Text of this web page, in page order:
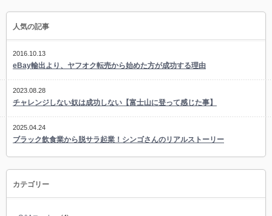
人気の記事
2016.10.13
eBay輸出より、ヤフオク転売から始めた方が成功する理由
2023.08.28
チャレンジしない奴は成功しない【富士山に登って感じた事】
2025.04.24
ブラック飲食業から脱サラ起業！シンゴさんのリアルストーリー
カテゴリー